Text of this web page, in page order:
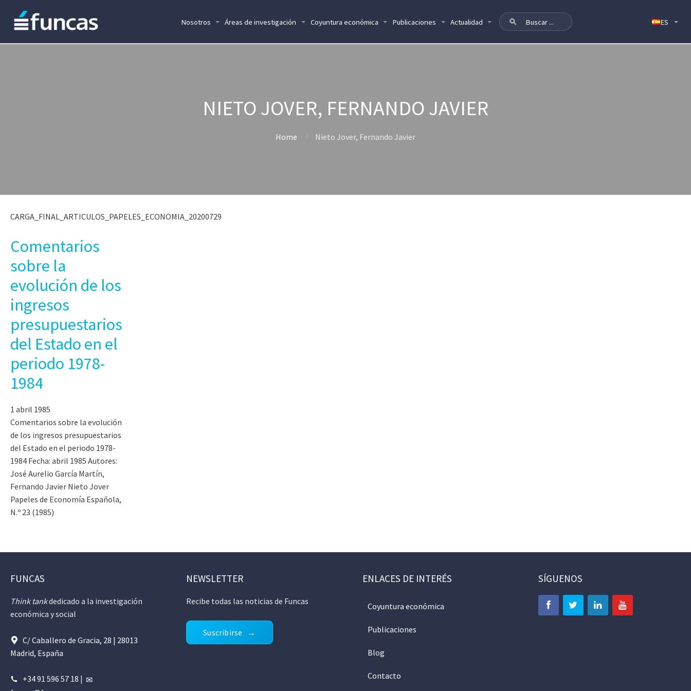
Nosotros Áreas de investigación Coyuntura económica Publicaciones Actualidad
NIETO JOVER, FERNANDO JAVIER
Home Nieto Jover, Fernando Javier
CARGA_FINAL_ARTICULOS_PAPELES_ECONOMIA_20200729
Comentarios
sobre la
evolución de los
ingresos
presupuestarios
del Estado en el
periodo 1978-
1984
1 abril 1985
Comentarios sobre la evolución
de los ingresos presupuestarios
del Estado en el periodo 1978-
1984 Fecha: abril 1985 Autores:
José Aurelio García Martín,
Fernando Javier Nieto Jover
Papeles de Economía Española,
N.º 23 (1985)
FUNCAS
Think tankdedicado a la investigación
económica y social
C/ Caballero de Gracia, 28 | 28013
Madrid, España
+34 91 596 57 18 |
NEWSLETTER
Recibe todas las noticias de Funcas
Suscribirse
ENLACES DE INTERÉS
Coyuntura económica
Publicaciones
Blog
Contacto
SÍGUENOS